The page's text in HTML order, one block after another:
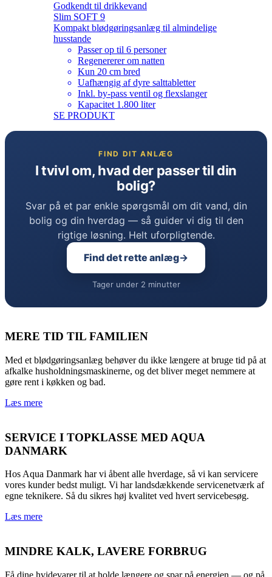
Godkendt til drikkevand
Slim SOFT 9
Kompakt blødgøringsanlæg til almindelige
husstande
Passer op til 6 personer
Regenererer om natten
Kun 20 cm bred
Uafhængig af dyre salttabletter
Inkl. by-pass ventil og flexslanger
Kapacitet 1.800 liter
SE PRODUKT
FIND DIT ANLÆG
I tvivl om, hvad der passer til din
bolig?
Svar på et par enkle spørgsmål om dit vand, din
bolig og din hverdag — så guider vi dig til den
rigtige løsning. Helt uforpligtende.
Find det rette anlæg
Tager under 2 minutter
MERE TID TIL FAMILIEN
Med et blødgøringsanlæg behøver du ikke længere at bruge tid på at
afkalke husholdningsmaskinerne, og det bliver meget nemmere at
gøre rent i køkken og bad.
Læs mere
SERVICE I TOPKLASSE MED AQUA
DANMARK
Hos Aqua Danmark har vi åbent alle hverdage, så vi kan servicere
vores kunder bedst muligt. Vi har landsdækkende servicenetværk af
egne teknikere. Så du sikres høj kvalitet ved hvert servicebesøg.
Læs mere
MINDRE KALK, LAVERE FORBRUG
Få dine hvidevarer til at holde længere og spar på energien — og på